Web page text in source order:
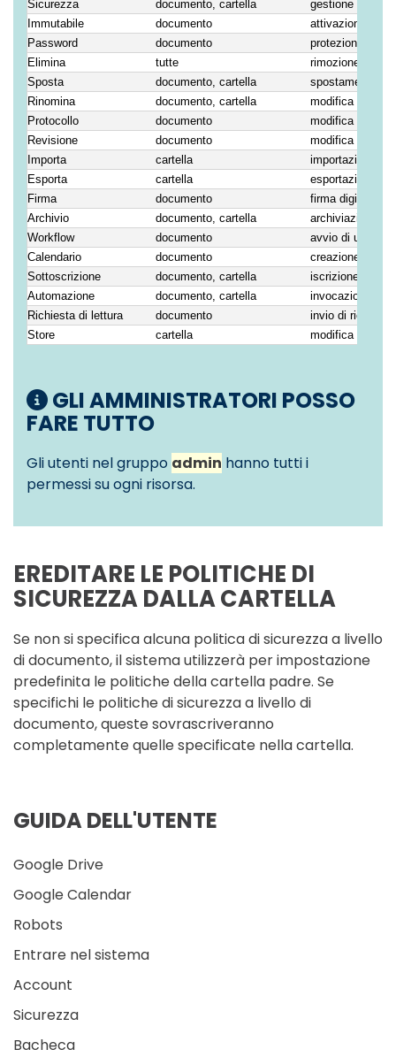
Sicurezza
documento, cartella
gestione delle
Immutabile
documento
attivazione
Password
documento
protezione con
Elimina
tutte
rimozione logica
Sposta
documento, cartella
spostamento in
Rinomina
documento, cartella
modifica del
Protocollo
documento
modifica del
Revisione
documento
modifica della
Importa
cartella
importazione
Esporta
cartella
esportazione in
Firma
documento
firma digitale
Archivio
documento, cartella
archiviazione o
Workflow
documento
avvio di una
Calendario
documento
creazione di un
Sottoscrizione
documento, cartella
iscrizione di
Automazione
documento, cartella
invocazione di
Richiesta di lettura
documento
invio di
Store
cartella modifica dello
GLI AMMINISTRATORI POSSO
FARE TUTTO
Gli utenti nel gruppo admin hanno tutti i
permessi su ogni risorsa.
EREDITARE LE POLITICHE DI
SICUREZZA DALLA CARTELLA
Se non si specifica alcuna politica di sicurezza a livello
di documento, il sistema utilizzerà per impostazione
predefinita le politiche della cartella padre. Se
specifichi le politiche di sicurezza a livello di
documento, queste sovrascriveranno
completamente quelle specificate nella cartella.
GUIDA DELL'UTENTE
Google Drive
Google Calendar
Robots
Entrare nel sistema
Account
Sicurezza
Bacheca